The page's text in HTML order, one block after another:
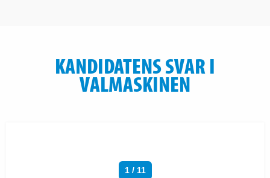
KANDIDATENS SVAR I
VALMASKINEN
1 / 11